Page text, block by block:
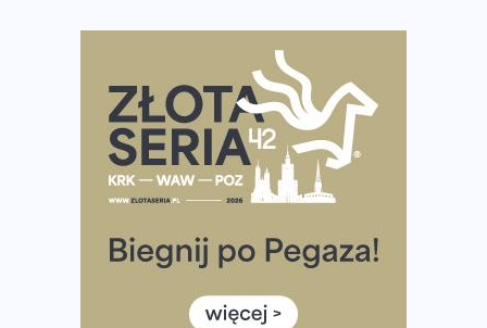
Rozbiegany Olsztyn szykuje się na weekend z
półmaratonem
Już w tę sobotę 35. Bieg Powstania Warszawskiego.
Wystartuje rekordowa liczba uczestników
35. Bieg Powstania Warszawskiego – praktyczny
Ile razy w tygodniu biegać? 3 treningi wystarczą? Jak
często biegać, żeby robić postępy